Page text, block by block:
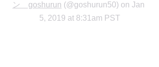
ン　goshurun (@goshurun50) on Jan
5, 2019 at 8:31am PST